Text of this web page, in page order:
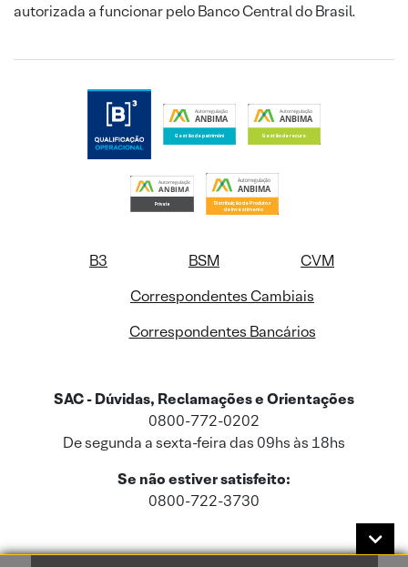
autorizada a funcionar pelo Banco Central do Brasil.
B3 BSM
CVM
Correspondentes Cambiais
Correspondentes Bancários
SAC - Dúvidas, Reclamações e Orientações
0800-772-0202
De segunda a sexta-feira das 09hs às 18hs
Se não estiver satisfeito:
0800-722-3730